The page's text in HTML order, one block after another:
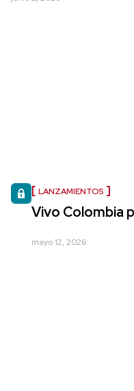
LANZAMIENTOS
Vivo Colombia
mayo 12, 2026